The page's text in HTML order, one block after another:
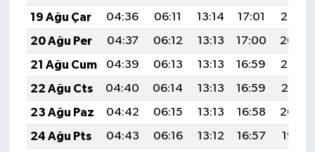
19 Ağu Çar
04:36 06:11 13:14 17:01
20:06
20 Ağu Per
04:37 06:12 13:13 17:00
20:04
21 Ağu Cum
04:39 06:13 13:13 16:59
20:03
22 Ağu Cts
04:40 06:14 13:13 16:59
20:01
23 Ağu Paz
04:42 06:15 13:13 16:58
20:00
24 Ağu Pts
04:43 06:16 13:12 16:57
19:58